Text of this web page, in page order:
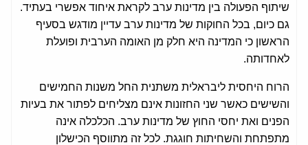
שיתוף הפעולה בין מדינות ערב לקראת איחוד אפשרי בעתיד.
גם כיום, בכל החוקות של מדינות ערב עדיין מודגש בסעיף
הראשון כי המדינה היא חלק מן האומה הערבית ופועלת
לאחדותה.
הרוח היחסית ליבראלית משתנית החל משנות החמישים
והשישים כאשר שני החזונות אינם מצליחים לפתור את בעיות
הפנים ואת יחסי החוץ של מדינות ערב. הכלכלה אינה
מתפתחת והשחיתות חוגגת. לכל זה מתווסף הכישלון